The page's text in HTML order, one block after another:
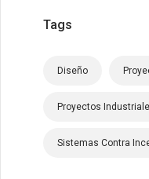
Tags
Diseño
Proyectos
Sistemas Contra